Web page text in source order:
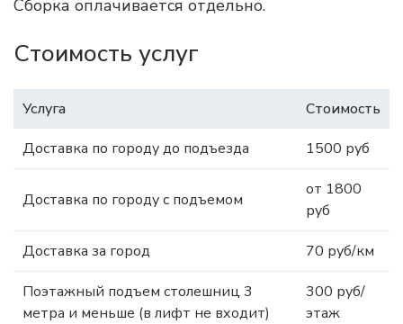
Сборка оплачивается отдельно.
Стоимость услуг
Услуга
Стоимость
Доставка по городу до подъезда
1500 руб
Доставка по городу с подъемом
от 1800
руб
Доставка за город 70 руб/км
Поэтажный подъем столешниц 3
метра и меньше (в лифт не входит)
300 руб/
этаж